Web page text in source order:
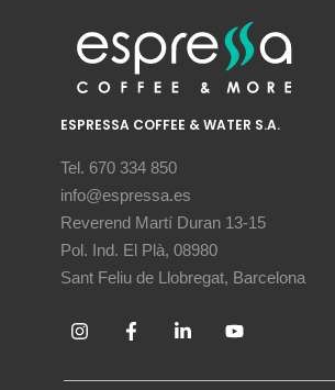
ESPRESSA COFFEE & WATER S.A.
Tel. 670 334 850
info@espressa.es
Reverend Martí Duran 13-15
Pol. Ind. El Plà, 08980
Sant Feliu de Llobregat, Barcelona